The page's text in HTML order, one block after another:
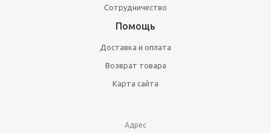
Сотрудничество
Помощь
Доставка и оплата
Возврат товара
Карта сайта
Адрес